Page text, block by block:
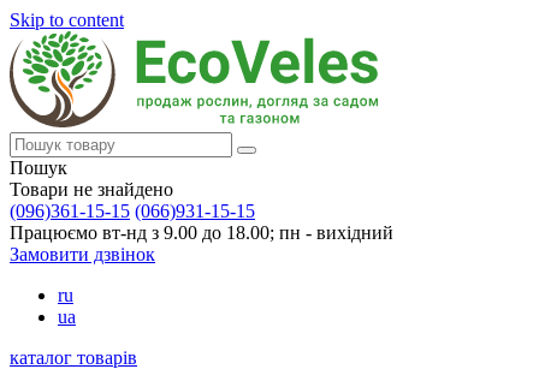
Skip to content
Пошук
Товари не знайдено
(096)361-15-15 (066)931-15-15
Працюємо вт-нд з 9.00 до 18.00; пн - вихідний
Замовити дзвінок
ru
ua
каталог товарів